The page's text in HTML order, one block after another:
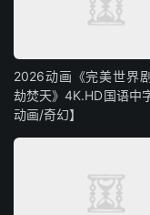
2026动画《完美世界
劫焚天》4K.HD国语中
动画/奇幻】